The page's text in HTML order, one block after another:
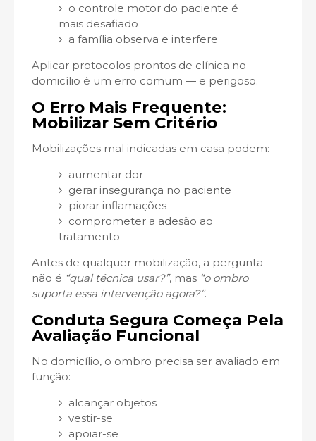
o controle motor do paciente é
mais desafiado
a família observa e interfere
Aplicar protocolos prontos de clínica no
domicílio é um erro comum — e perigoso.
O Erro Mais Frequente:
Mobilizar Sem Critério
Mobilizações mal indicadas em casa podem:
aumentar dor
gerar insegurança no paciente
piorar inflamações
comprometer a adesão ao
tratamento
Antes de qualquer mobilização, a pergunta
não é “qual técnica usar?”, mas “o ombro
suporta essa intervenção agora?”.
Conduta Segura Começa Pela
Avaliação Funcional
No domicílio, o ombro precisa ser avaliado em
função:
alcançar objetos
vestir-se
apoiar-se